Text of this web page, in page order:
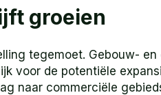
groeien
tegemoet. Gebouw-
voor de potentiële
naar commerciële